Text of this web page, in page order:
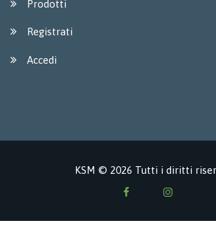
Prodotti
Registrati
Accedi
KSM © 2026 Tutti i diritti